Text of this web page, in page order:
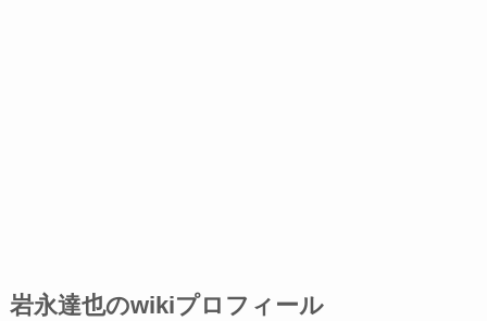
岩永達也のwikiプロフィール